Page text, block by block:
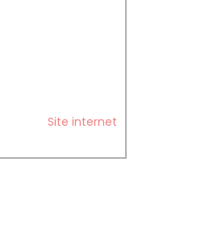
Site internet